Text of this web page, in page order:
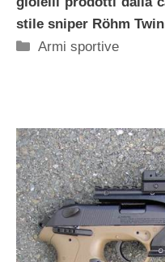
stile sniper Röhm
Categorie
Armi sportive